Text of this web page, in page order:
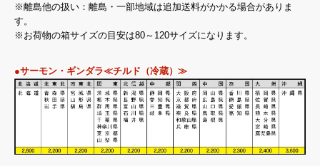
※離島他の扱い：離島・一部地域は追加送料がかかる場合がありま
す。
※お荷物の箱サイズの目安は80～120サイズになります。
●サーモン・ギンダラ≪チルド（冷蔵）≫